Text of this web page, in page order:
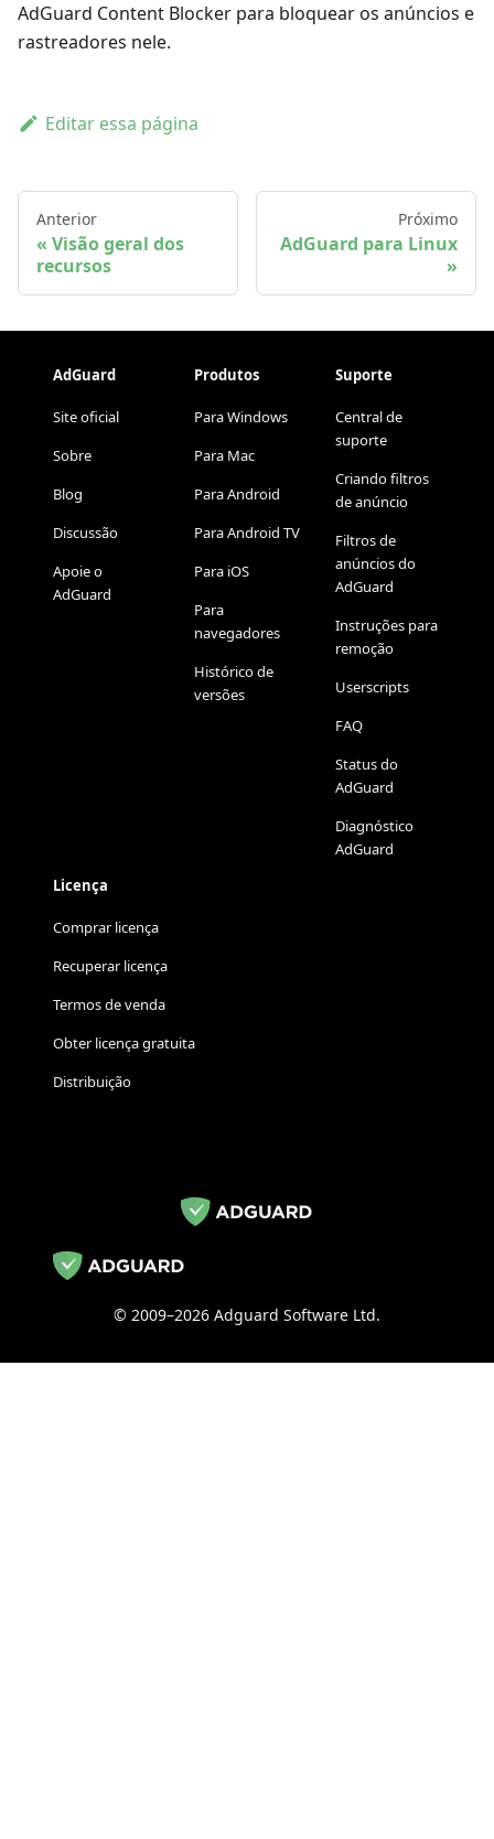
AdGuard Content Blocker para bloquear os anúncios e
rastreadores nele.
Editar essa página
Anterior
Visão geral dos
recursos
Próximo
AdGuard para Linux
AdGuard
Site oficial
Sobre
Blog
Discussão
Apoie o
AdGuard
Produtos
Para Windows
Para Mac
Para Android
Para Android TV
Para iOS
Para
navegadores
Histórico de
versões
Suporte
Central de
suporte
Criando filtros
de anúncio
Filtros de
anúncios do
AdGuard
Instruções para
remoção
Userscripts
FAQ
Status do
AdGuard
Diagnóstico
AdGuard
Licença
Comprar licença
Recuperar licença
Termos de venda
Obter licença gratuita
Distribuição
© 2009–2026 Adguard Software Ltd.